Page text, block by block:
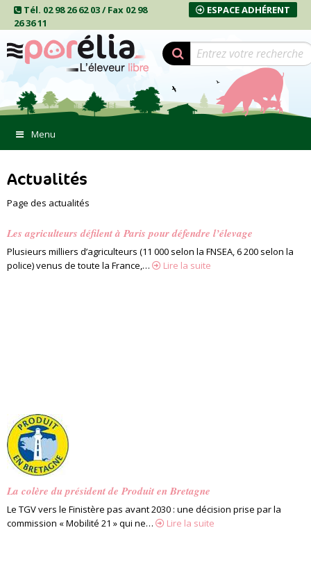
Tél. 02 98 26 62 03 / Fax 02 98
26 36 11
ESPACE ADHÉRENT
Menu
Actualités
Page des actualités
Les agriculteurs défilent à Paris pour défendre l’élevage
Plusieurs milliers d’agriculteurs (11 000 selon la FNSEA, 6 200 selon la
police) venus de toute la France,…
Lire la suite
La colère du président de Produit en Bretagne
Le TGV vers le Finistère pas avant 2030 : une décision prise par la
commission « Mobilité 21 » qui ne…
Lire la suite